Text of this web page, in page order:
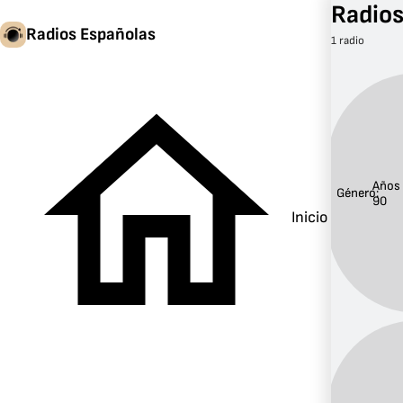
Radios Españolas
Inicio
1 radio
Género:Años
90